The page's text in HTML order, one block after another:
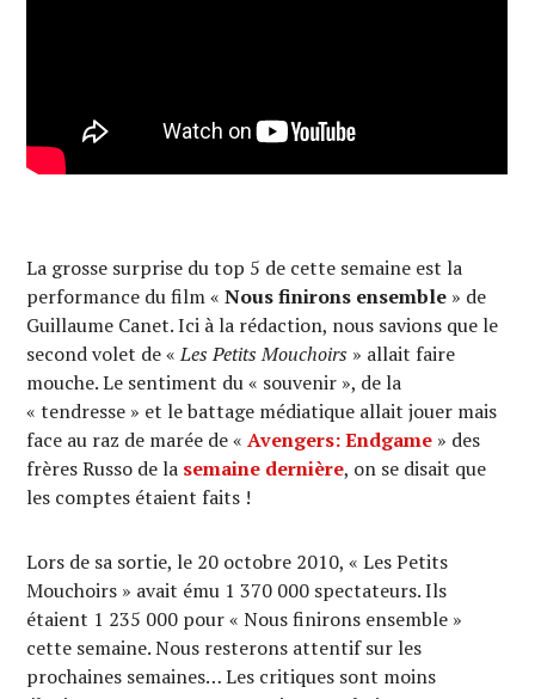
La grosse surprise du top 5 de cette semaine est la
performance du film «Nous finirons ensemble » de
Guillaume Canet. Ici à la rédaction, nous savions que le
second volet de «Les Petits Mouchoirs » allait faire
mouche. Le sentiment du « souvenir », de la
« tendresse » et le battage médiatique allait jouer mais
face au raz de marée de «Avengers: Endgame » des
frères Russo de la semaine dernière, on se disait que
les comptes étaient faits !
Lors de sa sortie, le 20 octobre 2010, « Les Petits
Mouchoirs » avait ému 1 370 000 spectateurs. Ils
étaient 1 235 000 pour « Nous finirons ensemble »
cette semaine. Nous resterons attentif sur les
prochaines semaines… Les critiques sont moins